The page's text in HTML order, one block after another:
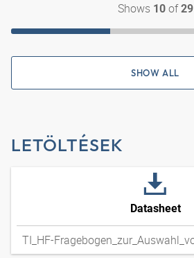
Shows 10of29
SHOW ALL
LETÖLTÉSEK
Datasheet